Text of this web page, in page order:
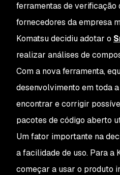
ferramentas de verificação
fornecedores da empresa
Komatsu decidiu adotar o
realizar análises de
Com a nova ferramenta,
desenvolvimento em toda
encontrar e corrigir
pacotes de código aberto
Um fator importante na
a facilidade de uso. Para a
começar a usar o produto